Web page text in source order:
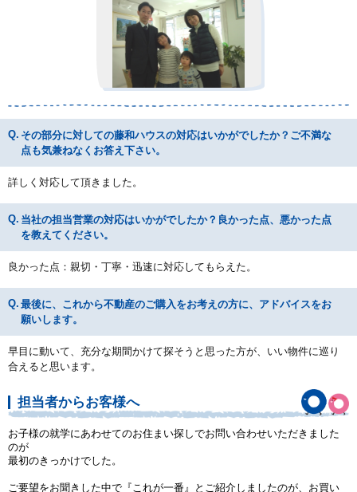
その部分に対しての藤和ハウスの対応はいかがでしたか？ご不満な
点も気兼ねなくお答え下さい。
詳しく対応して頂きました。
当社の担当営業の対応はいかがでしたか？良かった点、悪かった点
を教えてください。
良かった点：親切・丁寧・迅速に対応してもらえた。
最後に、これから不動産のご購入をお考えの方に、アドバイスをお
願いします。
早目に動いて、充分な期間かけて探そうと思った方が、いい物件に巡り
合えると思います。
担当者からお客様へ
お子様の就学にあわせてのお住まい探しでお問い合わせいただきました
のが
最初のきっかけでした。
ご要望をお聞きした中で『これが一番』とご紹介しましたのが、お買い